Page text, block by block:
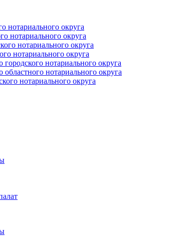
нотариального округа
нотариального округа
нотариального округа
нотариального округа
нотариального округа
нотариального округа
нотариального округа